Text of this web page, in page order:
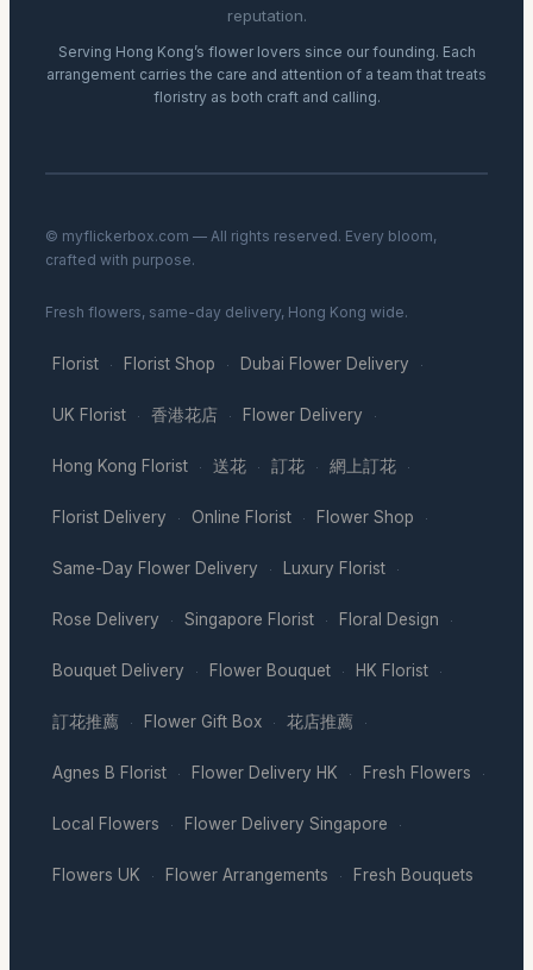
reputation.
Serving Hong Kong’s flower lovers since our founding. Each
arrangement carries the care and attention of a team that treats
floristry as both craft and calling.
© myflickerbox.com — All rights reserved. Every bloom,
crafted with purpose.
Fresh flowers, same-day delivery, Hong Kong wide.
Florist · Florist Shop · Dubai Flower Delivery ·
UK Florist · 香港花店 · Flower Delivery ·
Hong Kong Florist · 送花 · 訂花 · 網上訂花 ·
Florist Delivery · Online Florist · Flower Shop ·
Same-Day Flower Delivery · Luxury Florist ·
Rose Delivery · Singapore Florist · Floral Design ·
Bouquet Delivery · Flower Bouquet · HK Florist ·
訂花推薦 · Flower Gift Box · 花店推薦 ·
Agnes B Florist · Flower Delivery HK · Fresh Flowers ·
Local Flowers · Flower Delivery Singapore ·
Flowers UK · Flower Arrangements · Fresh Bouquets